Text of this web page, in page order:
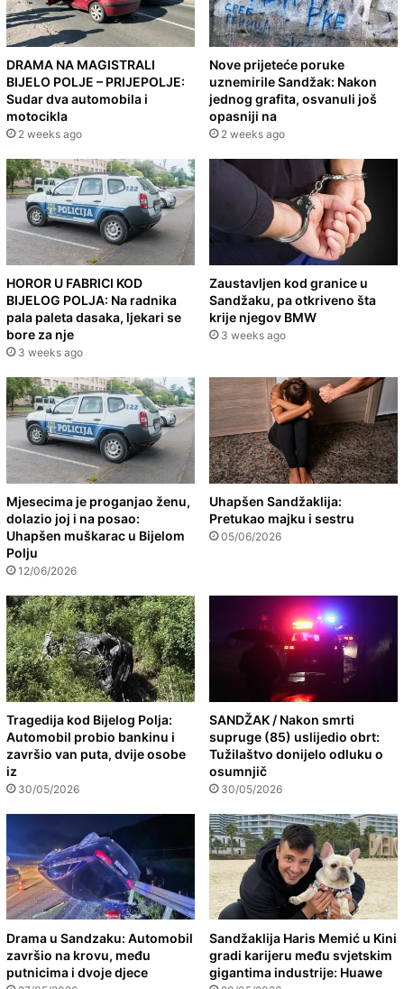
DRAMA NA MAGISTRALI
BIJELO POLJE – PRIJEPOLJE:
Sudar dva automobila i
motocikla
2 weeks ago
Nove prijeteće poruke
uznemirile Sandžak: Nakon
jednog grafita, osvanuli još
opasniji na
2 weeks ago
HOROR U FABRICI KOD
BIJELOG POLJA: Na radnika
pala paleta dasaka, ljekari se
bore za nje
3 weeks ago
Zaustavljen kod granice u
Sandžaku, pa otkriveno šta
krije njegov BMW
3 weeks ago
Mjesecima je proganjao ženu,
dolazio joj i na posao:
Uhapšen muškarac u Bijelom
Polju
12/06/2026
Uhapšen Sandžaklija:
Pretukao majku i sestru
05/06/2026
Tragedija kod Bijelog Polja:
Automobil probio bankinu i
završio van puta, dvije osobe
iz
30/05/2026
SANDŽAK / Nakon smrti
supruge (85) uslijedio obrt:
Tužilaštvo donijelo odluku o
osumnjič
30/05/2026
Drama u Sandzaku: Automobil
završio na krovu, među
putnicima i dvoje djece
Sandžaklija Haris Memić u Kini
gradi karijeru među svjetskim
gigantima industrije: Huawe